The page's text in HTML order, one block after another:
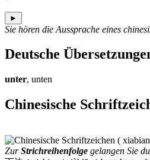
►
Sie hören die Aussprache eines
Deutsche
unter, unten
Chinesische
ZurStrichreihenfolge gelangen Sie